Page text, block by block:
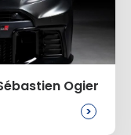
Ogier
>